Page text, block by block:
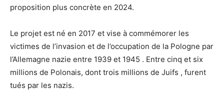
proposition plus concrète en 2024.
Le projet est né en 2017 et vise à commémorer les
victimes de l’invasion et de l’occupation de la Pologne par
l’Allemagne nazie entre 1939 et 1945 . Entre cinq et six
millions de Polonais, dont trois millions de Juifs , furent
tués par les nazis.